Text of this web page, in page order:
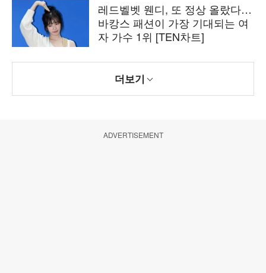
레드벨벳 웬디, 또 정상 올랐다…
바캉스 패션이 가장 기대되는 여
자 가수 1위 [TEN차트]
더보기
ADVERTISEMENT